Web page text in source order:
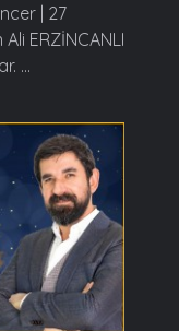
| 27
ERZİNCANLI
...